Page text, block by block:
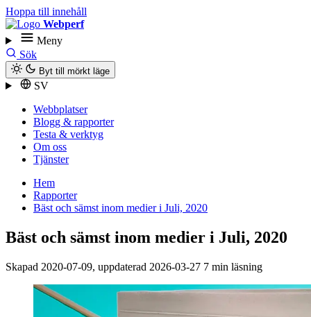
Hoppa till innehåll
Webperf
Meny
Sök
Byt till mörkt läge
SV
Webbplatser
Blogg & rapporter
Testa & verktyg
Om oss
Tjänster
Hem
Rapporter
Bäst och sämst inom medier i Juli, 2020
Bäst och sämst inom medier i Juli, 2020
Skapad 2020-07-09, uppdaterad 2026-03-27 7 min läsning